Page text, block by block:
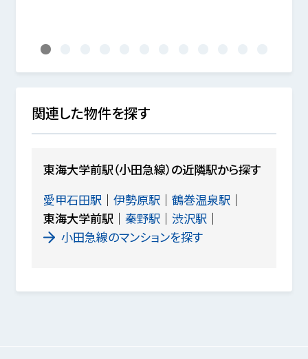
1
関連した物件を探す
東海大学前駅（小田急線）の近隣駅から探す
愛甲石田駅
伊勢原駅
鶴巻温泉駅
東海大学前駅
秦野駅
渋沢駅
小田急線のマンションを探す